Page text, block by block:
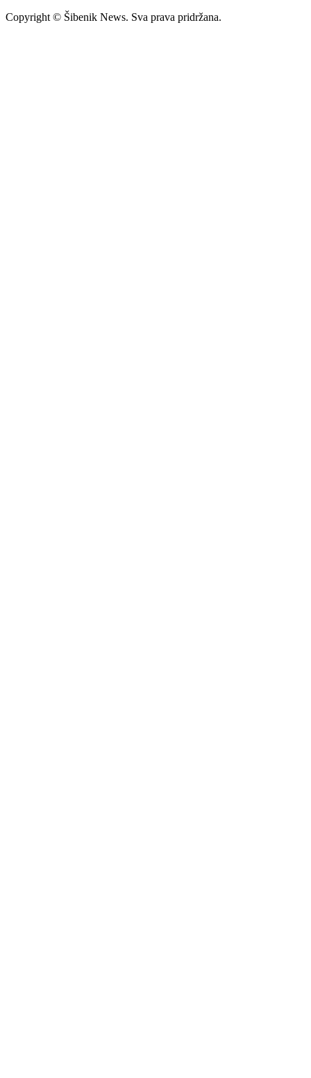
Copyright © Šibenik News. Sva prava pridržana.